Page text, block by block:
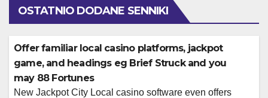
OSTATNIO DODANE SENNIKI
Offer familiar local casino platforms, jackpot
game, and headings eg Brief Struck and you
may 88 Fortunes
New Jackpot City Local casino software even offers